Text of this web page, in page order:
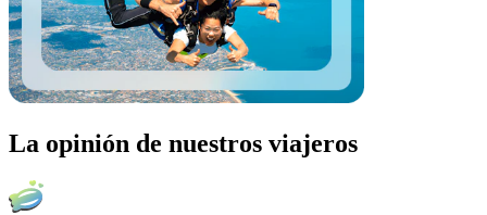
La opinión de nuestros viajeros